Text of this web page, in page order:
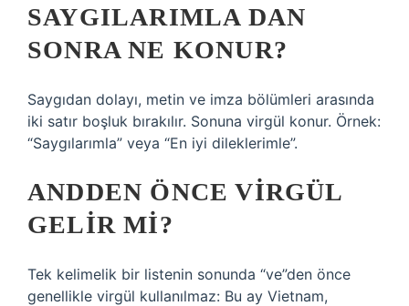
SAYGILARIMLA DAN
SONRA NE KONUR?
Saygıdan dolayı, metin ve imza bölümleri arasında
iki satır boşluk bırakılır. Sonuna virgül konur. Örnek:
“Saygılarımla” veya “En iyi dileklerimle”.
ANDDEN ÖNCE VIRGÜL
GELIR MI?
Tek kelimelik bir listenin sonunda “ve”den önce
genellikle virgül kullanılmaz: Bu ay Vietnam,